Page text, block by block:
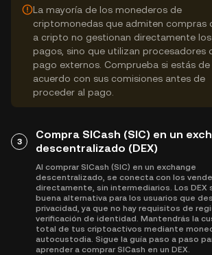
La mayoría de los monederos de
criptomonedas que admiten compras
a cripto no gestionan directamente los
pagos, sino que utilizan procesadores
pago externos. Comprueba si estás de
acuerdo con sus comisiones antes de
proceder al pago.
3
Compra SICash (SIC) en un
descentralizado (DEX)
Al comprar SICash (SIC) en un exchange
descentralizado, se conecta con los
directamente, sin intermediarios. Los DEX
buena alternativa para los usuarios que
privacidad, ya que no hay requisitos de
verificación de identidad. Mantendrás la
total de tus criptoactivos mediante
autocustodia. Sigue la guía paso a paso
aprender a comprar SICash en un DEX.